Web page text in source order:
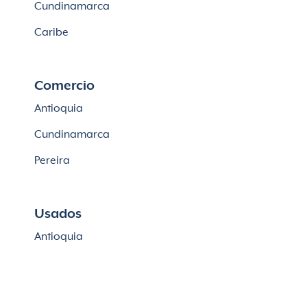
Cundinamarca
Caribe
Comercio
Antioquia
Cundinamarca
Pereira
Usados
Antioquia